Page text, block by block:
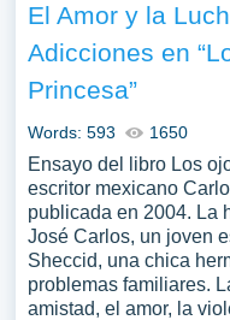
El Amor y la
Adicciones en
Princesa”
Words: 593 1650
Ensayo del libro Los
escritor mexicano
publicada en 2004. La
José Carlos, un joven
Sheccid, una chica
problemas familiares.
amistad, el amor, la